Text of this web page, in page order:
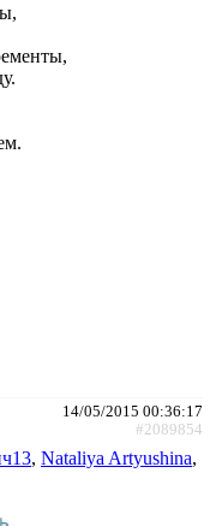
14/05/2015 00:36:17
#2089854
, Nataliya Artyushina,